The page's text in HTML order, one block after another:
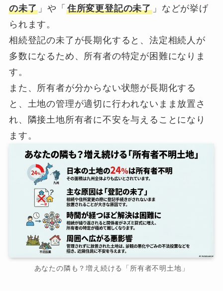
の未了 」や「 住所変更登記の未了 」などが挙げ
られます。
相続登記の未了が長期化すると、法定相続人が
多数になるため、所有者の特定が困難になりま
す。
また、所有者が分からない状態が長期化する
と、土地の管理が適切に行われないまま放置さ
れ、隣接土地所有者に不安を与えることになり
ます。
あなたの隣も？増え続ける「所有者不明土地」